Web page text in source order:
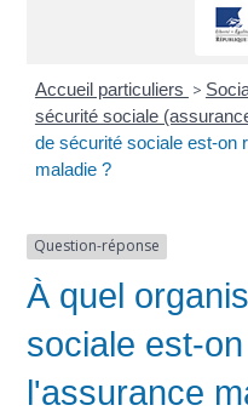
Accueil particuliers >
sécurité sociale
de sécurité sociale est-on
maladie ?
Question-réponse
À quel
sociale est-
l'assurance